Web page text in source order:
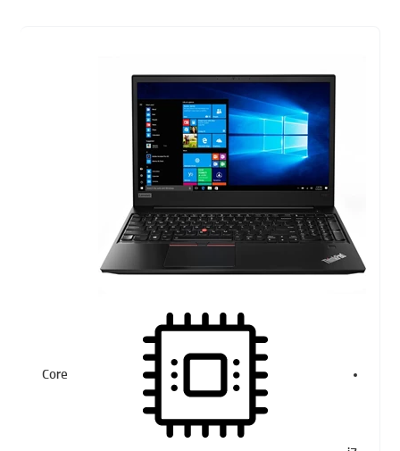
Core